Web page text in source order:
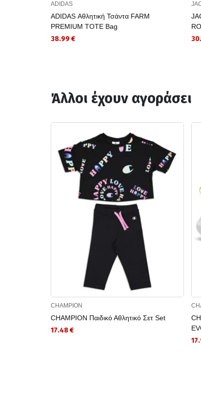
ADIDAS
ADIDAS Αθλητική Τσάντα FARM
PREMIUM TOTE Bag
38.99 €
Άλλοι έχουν αγοράσει
CHAMPION
CHAMPION Παιδικό Αθλητικό Σετ Set
17.48 €